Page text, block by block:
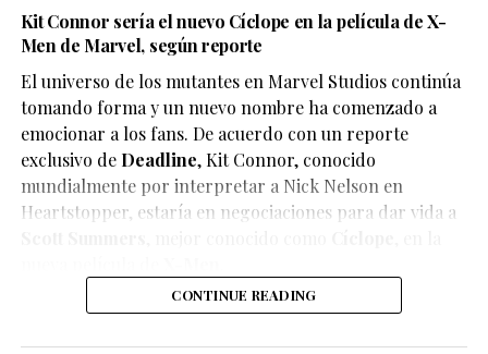
Kit Connor sería el nuevo Cíclope en la película de X-
Men de Marvel, según reporte
El universo de los mutantes en Marvel Studios continúa
tomando forma y un nuevo nombre ha comenzado a
emocionar a los fans. De acuerdo con un reporte
exclusivo de Deadline,Kit Connor, conocido
mundialmente por interpretar a Nick Nelson en
Heartstopper, estaría en negociaciones para dar vida a
CONTINUE READING